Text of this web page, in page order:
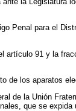
Penal para el
91 y la
de los aparatos
de la Unión
que se